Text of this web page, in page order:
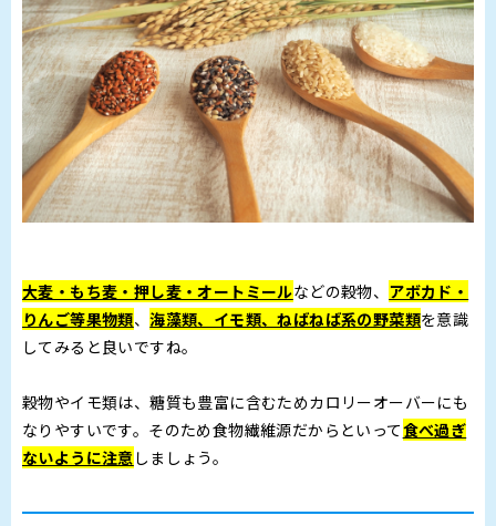
大麦・もち麦・押し麦・オートミールなどの穀物、 アボカド・
りんご等果物類、海藻類、イモ類、ねばねば系の野菜類を意識
してみると良いですね。
穀物やイモ類は、糖質も豊富に含むためカロリーオーバーにも
なりやすいです。そのため食物繊維源だからといって食べ過ぎ
ないように注意 しましょう。